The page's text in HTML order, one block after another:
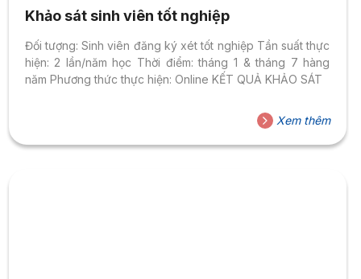
Khảo sát sinh viên tốt nghiệp
Đối tượng: Sinh viên đăng ký xét tốt nghiệp Tần suất thực
hiện: 2 lần/năm học Thời điểm: tháng 1 & tháng 7 hàng
năm Phương thức thực hiện: Online KẾT QUẢ KHẢO SÁT
Xem thêm